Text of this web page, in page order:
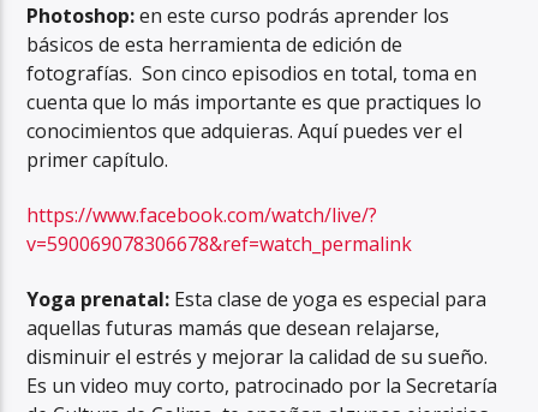
Photoshop:en este curso podrás aprender los
básicos de esta herramienta de edición de
fotografías. Son cinco episodios en total, toma en
cuenta que lo más importante es que practiques lo
conocimientos que adquieras. Aquí puedes ver el
primer capítulo.
https://www.facebook.com/watch/live/?
v=590069078306678&ref=watch_permalink
Yoga prenatal: Esta clase de yoga es especial para
aquellas futuras mamás que desean relajarse,
disminuir el estrés y mejorar la calidad de su sueño.
Es un video muy corto, patrocinado por la Secretaría